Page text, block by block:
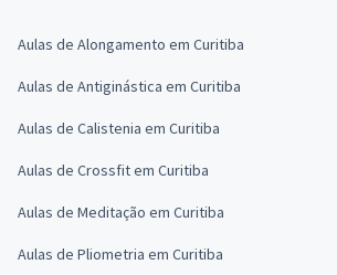
Aulas de Alongamento em Curitiba
Aulas de Antiginástica em Curitiba
Aulas de Calistenia em Curitiba
Aulas de Crossfit em Curitiba
Aulas de Meditação em Curitiba
Aulas de Pliometria em Curitiba